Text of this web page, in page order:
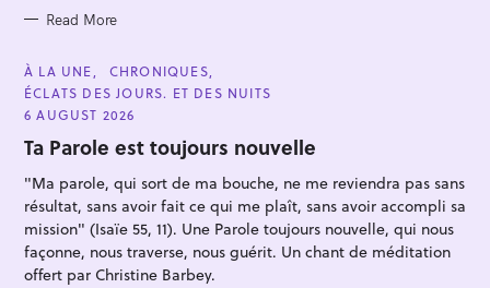
Read More
C
A
T
E
O
R
E
À LA UNE
CHRONIQUES
ÉCLATS DES JOURS. ET DES NUITS
6 AUGUST 2026
Ta Parole est toujours nouvelle
"Ma parole, qui sort de ma bouche, ne me reviendra pas sans
résultat, sans avoir fait ce qui me plaît, sans avoir accompli sa
mission" (Isaïe 55, 11). Une Parole toujours nouvelle, qui nous
façonne, nous traverse, nous guérit. Un chant de méditation
offert par Christine Barbey.